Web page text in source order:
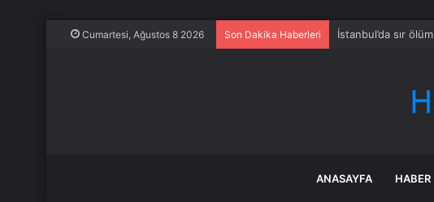
Cumartesi, Ağustos 8 2026 Son Dakika Haberleri İstanbul’da sır
ANASAYFA HABER